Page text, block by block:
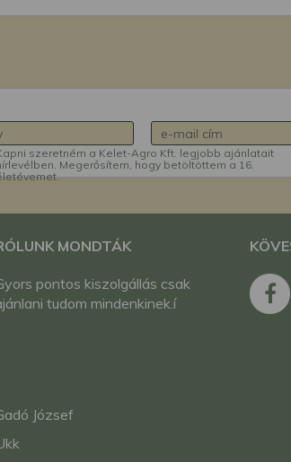
szeretném a Kelet-Agro Kft. legjobb ajánlatait
Megerősítem, hogy betöltöttem a 16.
MONDTÁK
pontos kiszolgállás csak
tudom mindenkinek.í
József